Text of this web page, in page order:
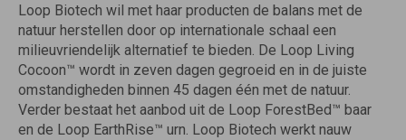
Loop Biotech wil met haar producten de balans met de
natuur herstellen door op internationale schaal een
milieuvriendelijk alternatief te bieden. De Loop Living
Cocoon™ wordt in zeven dagen gegroeid en in de juiste
omstandigheden binnen 45 dagen één met de natuur.
Verder bestaat het aanbod uit de Loop ForestBed™ baar
en de Loop EarthRise™ urn. Loop Biotech werkt nauw